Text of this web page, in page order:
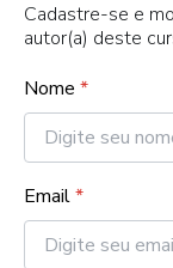
Cadastre-se e
autor(a) deste
Nome *
Email*